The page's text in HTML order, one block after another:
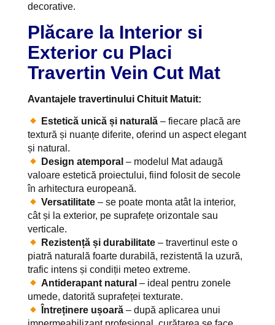
decorative.
Plăcare la Interior si
Exterior cu Placi
Travertin Vein Cut Mat
Avantajele travertinului Chituit Matuit:
Estetică unică și naturală – fiecare placă are
textură și nuanțe diferite, oferind un aspect elegant
și natural.
Design atemporal – modelul Mat adaugă
valoare estetică proiectului, fiind folosit de secole
în arhitectura europeană.
Versatilitate – se poate monta atât la interior,
cât și la exterior, pe suprafețe orizontale sau
verticale.
Rezistență și durabilitate – travertinul este o
piatră naturală foarte durabilă, rezistentă la uzură,
trafic intens și condiții meteo extreme.
Antiderapant natural – ideal pentru zonele
umede, datorită suprafeței texturate.
Întreținere ușoară – după aplicarea unui